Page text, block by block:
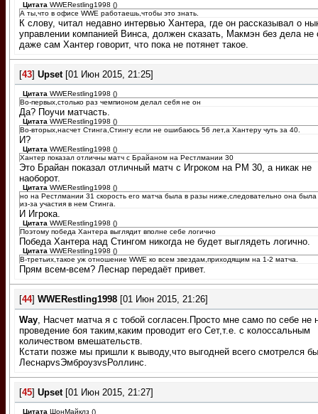
Цитата WWERestling1998 ()
А ты,что в офисе WWE работаешь,чтобы это знать.
К слову, читал недавно интервью Хантера, где он рассказывал о
управлении компанией Винса, должен сказать, Макмэн без дела не
даже сам Хантер говорит, что пока не потянет такое.
[43] Upset[01 Июн 2015, 21:25]
Цитата WWERestling1998 ()
Во-первых,столько раз чемпионом делал себя не он
Да? Поучи матчасть.
Цитата WWERestling1998 ()
Во-вторых,насчет Стинга,Стингу если не ошибаюсь 56 лет,а Хантеру чуть за 40.
И?
Цитата WWERestling1998 ()
Хантер показал отличны матч с Брайаном на Рестлмании 30
Это Брайан показал отличный матч с Игроком на РМ 30, а никак не
наоборот.
Цитата WWERestling1998 ()
но на Рестлмании 31 скорость его матча была в разы ниже,следовательно она
из-за участия в нем Стинга.
И Игрока.
Цитата WWERestling1998 ()
Поэтому победа Хантера выглядит вполне себе логично
Победа Хантера над Стингом никогда не будет выглядеть логично.
Цитата WWERestling1998 ()
В-третьих,такое уж отношение WWE ко всем звездам,приходящим на 1-2 матча.
Прям всем-всем? Леснар передаёт привет.
[44] WWERestling1998 [01 Июн 2015, 21:26]
Way, Насчет матча я с тобой согласен.Просто мне само по себе не
проведение боя таким,каким проводит его Сет,т.е. с колоссальным
количеством вмешательств.
Кстати позже мы пришли к выводу,что выгодней всего смотрелся
ЛеснарvsЭмброузvsРоллинс.
[45] Upset[01 Июн 2015, 21:27]
Цитата ШонМайклз ()